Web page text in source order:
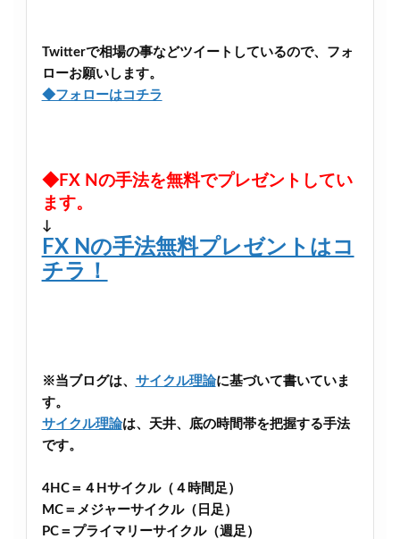
Twitterで相場の事などツイートしているので、フォ
ローお願いします。
◆フォローはコチラ
◆FX Nの手法を無料でプレゼントしてい
ます。
↓
FX Nの手法無料プレゼントはコ
チラ！
※当ブログは、 サイクル理論に基づいて書いていま
す。
サイクル理論は、天井、底の時間帯を把握する手法
です。
4HC＝４Hサイクル（４時間足）
MC＝メジャーサイクル（日足）
PC＝プライマリーサイクル（週足）